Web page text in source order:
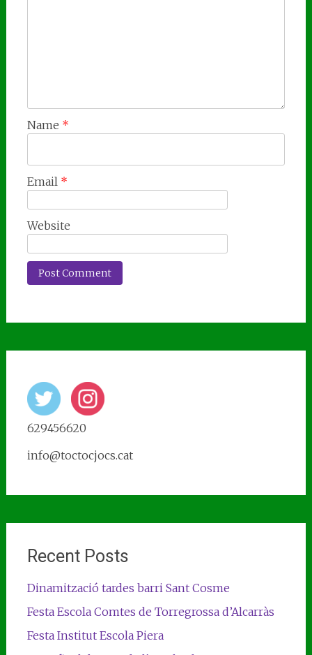
Name *
Email *
Website
629456620
info@toctocjocs.cat
Recent Posts
Dinamització tardes barri Sant Cosme
Festa Escola Comtes de Torregrossa d’Alcarràs
Festa Institut Escola Piera